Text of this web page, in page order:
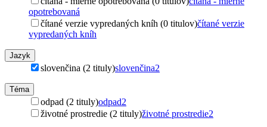
opotrebovaná
čítané verzie vypredaných kníh (0 titulov)čítané verzie
vypredaných kníh
Jazyk
slovenčina (2 tituly)slovenčina2
Téma
odpad (2 tituly)odpad2
životné prostredie (2 tituly)životné prostredie2